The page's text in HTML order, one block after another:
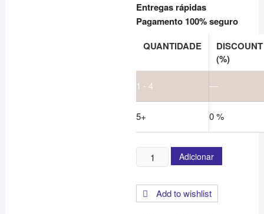
Entregas rápidas
Pagamento 100% seguro
QUANTIDADE
DISCOUNT
(%)
1 - 4 —
5+ 0 %
Quantidade
de
de
Adicionar
Add to wishlist